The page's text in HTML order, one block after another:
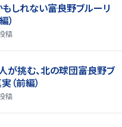
しれない――富良野ブルーリ
）
稿
が挑む、北の球団――富良野ブ
（前編）
稿